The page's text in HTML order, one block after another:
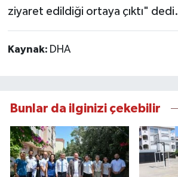
ziyaret edildiği ortaya çıktı" dedi.
Kaynak: DHA
Bunlar da ilginizi çekebilir